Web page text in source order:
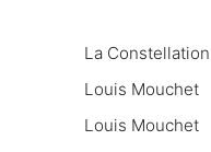
La
Louis Mouchet
Louis Mouchet